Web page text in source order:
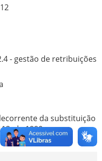
- gestão de retribuições
da substituição
de 1990.